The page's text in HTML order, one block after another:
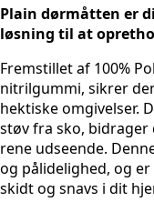
Plain dørmåtten er
løsning til at
Fremstillet af 100%
nitrilgummi, sikrer
hektiske omgivelser.
støv fra sko,
rene udseende.
og pålidelighed, og
skidt og snavs i dit